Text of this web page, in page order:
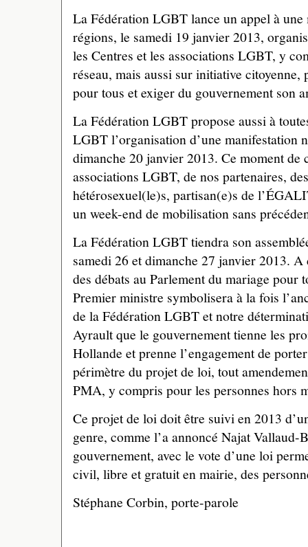
La Fédération LGBT lance un appel à
régions, le samedi 19 janvier 2013,
les Centres et les associations LGBT, y
réseau, mais aussi sur initiative
pour tous et exiger du gouvernement son
La Fédération LGBT propose aussi à
LGBT l’organisation d’une manifestation
dimanche 20 janvier 2013. Ce moment de
associations LGBT, de nos partenaires,
hétérosexuel(le)s, partisan(e)s de
un week-end de mobilisation sans
La Fédération LGBT tiendra son
samedi 26 et dimanche 27 janvier 2013.
des débats au Parlement du mariage
Premier ministre symbolisera à la fois
de la Fédération LGBT et notre
Ayrault que le gouvernement tienne les
Hollande et prenne l’engagement de
périmètre du projet de loi, tout
PMA, y compris pour les personnes hors
Ce projet de loi doit être suivi en 2013
genre, comme l’a annoncé Najat
gouvernement, avec le vote d’une loi
civil, libre et gratuit en mairie, des
Stéphane Corbin, porte-parole